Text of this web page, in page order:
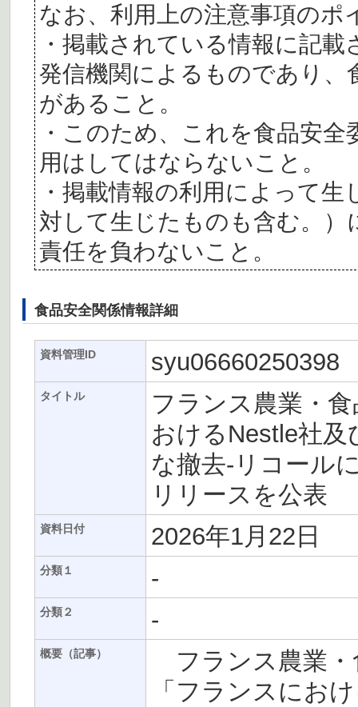
なお、利用上の注意事項の
・掲載されている情報に記
発信機関によるものであり、
があること。
・このため、これを食品安
用はしてはならないこと。
・掲載情報の利用によって
対して生じたものも含む。
責任を負わないこと。
食品安全関係情報詳細
資料管理ID syu06660250398
タイトル
フランス農業・
おけるNestle社及
な撤去-リコール
リリースを公表
資料日付 2026年1月22日
分類１ -
分類２ -
概要（記事）
フランス農業・
「フランスにお